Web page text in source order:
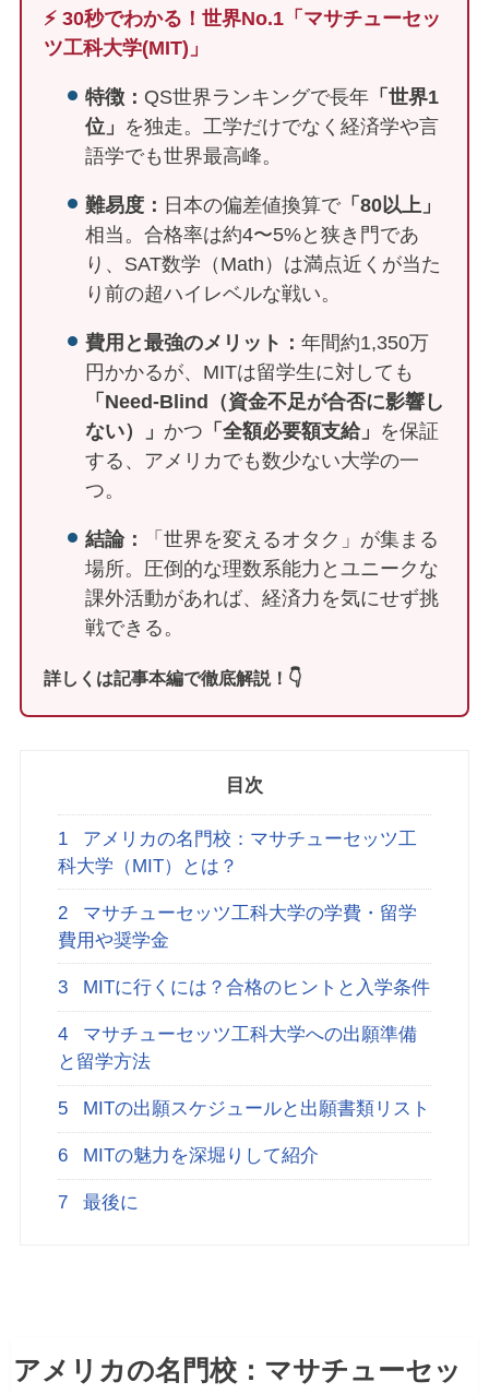
⚡️ 30秒でわかる！世界No.1「マサチューセッ
ツ工科大学(MIT)」
特徴： QS世界ランキングで長年 「世界1
位」 を独走。工学だけでなく経済学や言
語学でも世界最高峰。
難易度： 日本の偏差値換算で「80以上」
相当。合格率は約4〜5%と狭き門であ
り、SAT数学（Math）は満点近くが当た
り前の超ハイレベルな戦い。
費用と最強のメリット： 年間約1,350万
円かかるが、MITは留学生に対しても
「Need-Blind（資金不足が合否に影響し
ない）」 かつ 「全額必要額支給」 を保証
する、アメリカでも数少ない大学の一
つ。
結論：
「世界を変えるオタク」が集まる
場所。圧倒的な理数系能力とユニークな
課外活動があれば、経済力を気にせず挑
戦できる。
詳しくは記事本編で徹底解説！👇
目次
1
アメリカの名門校：マサチューセッツ工
科大学（MIT）とは？
2
マサチューセッツ工科大学の学費・留学
費用や奨学金
3 MITに行くには？合格のヒントと入学条件
4
マサチューセッツ工科大学への出願準備
と留学方法
5 MITの出願スケジュールと出願書類リスト
6 MITの魅力を深堀りして紹介
7 最後に
アメリカの名門校：マサチューセッ